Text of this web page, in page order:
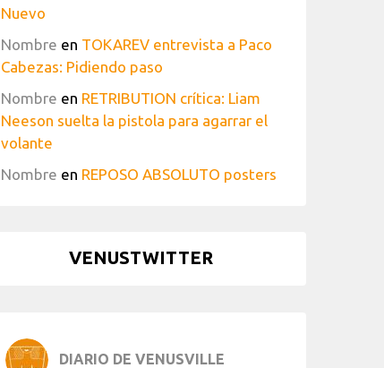
Nuevo
Nombre en TOKAREV entrevista a Paco
Cabezas: Pidiendo paso
Nombre en RETRIBUTION crítica: Liam
Neeson suelta la pistola para agarrar el
volante
Nombre en REPOSO ABSOLUTO posters
VENUSTWITTER
DIARIO DE VENUSVILLE